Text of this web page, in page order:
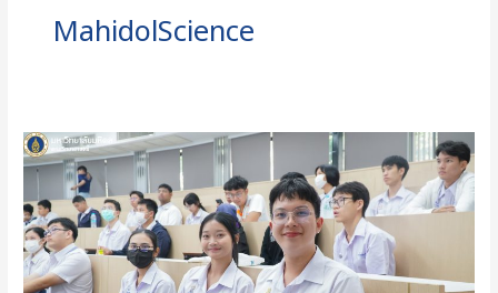
MahidolScience
คณะ
วิทย์
ม.มหิดล
เปิด
บ้าน
ต้อนรับ